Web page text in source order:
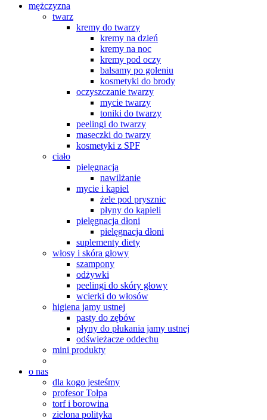
mężczyzna
twarz
kremy do twarzy
kremy na dzień
kremy na noc
kremy pod oczy
balsamy po goleniu
kosmetyki do brody
oczyszczanie twarzy
mycie twarzy
toniki do twarzy
peelingi do twarzy
maseczki do twarzy
kosmetyki z SPF
ciało
pielęgnacja
nawilżanie
mycie i kąpiel
żele pod prysznic
płyny do kąpieli
pielęgnacja dłoni
pielęgnacja dłoni
suplementy diety
włosy i skóra głowy
szampony
odżywki
peelingi do skóry głowy
wcierki do włosów
higiena jamy ustnej
pasty do zębów
płyny do płukania jamy ustnej
odświeżacze oddechu
mini produkty
o nas
dla kogo jesteśmy
profesor Tołpa
torf i borowina
zielona polityka